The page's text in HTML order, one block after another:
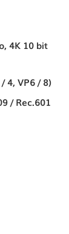
4K 10 bit
4, VP6 / 8)
/ Rec.601